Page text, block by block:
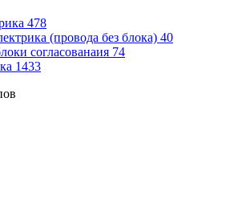
478
(провода без блока) 40
согласованаия 74
1433